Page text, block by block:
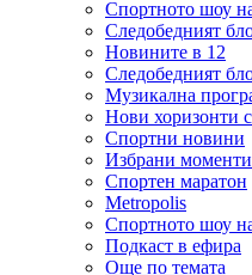
Спортното шоу
Следобедният
Новините в 12
Следобедният
Музикална
Нови хоризонти
Спортни новини
Избрани
Спортен маратон
Metropolis
Спортното шоу
Подкаст в ефира
Още по темата